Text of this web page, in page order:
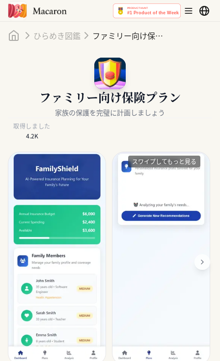
ホームひらめき図鑑 ファミリー向け保険プラン
ファミリー向け保険プラン
家族の保護を完璧に計画しましょう
取得しました
4.2K
スワイプしてもっと見る